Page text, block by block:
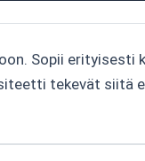
Sopii erityisesti
tekevät siitä